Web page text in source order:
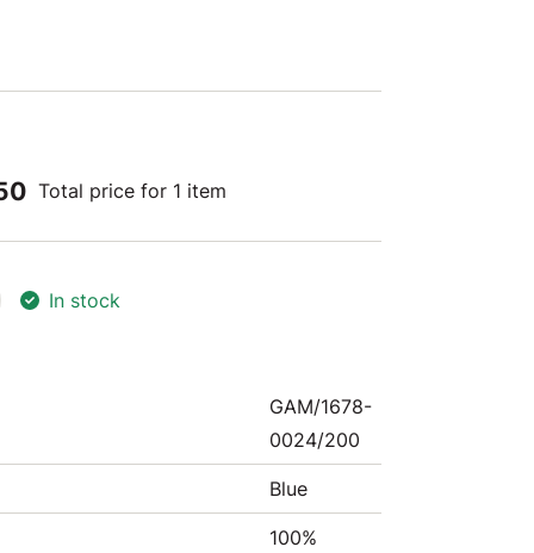
Total price for 1 item
In stock
GAM/1678-
0024/200
Blue
100%